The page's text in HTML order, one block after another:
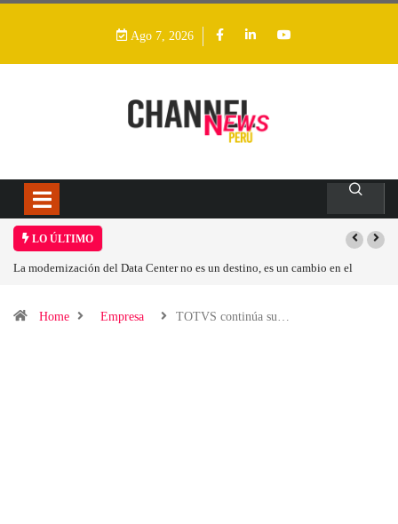
Ago 7, 2026
LO ÚLTIMO
destino, es un cambio en el Los ingresos por semiconductores aumentarán
Home Empresa TOTVS continúa su…